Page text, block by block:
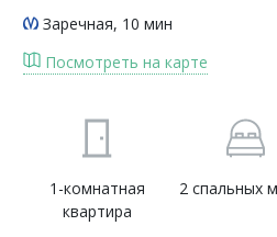
Заречная, 10 мин
Посмотреть на карте
1-комнатная
квартира
2 спальных